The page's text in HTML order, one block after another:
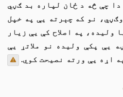
چې څه د ځان لپاره بد ګڼي
نو که چېرته یې په خپل
ولیده، په اصلاح کې یې زیار
یې پکې ولیده نو ملاتړ یې
اړه یې ورته نصیحت کوي.